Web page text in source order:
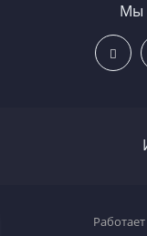
Мы